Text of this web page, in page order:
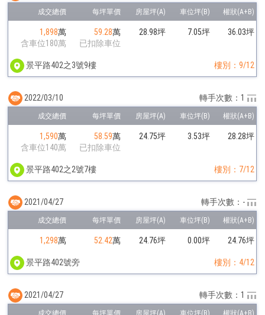
1,898萬
含車位180萬
59.28萬
已扣除車位
28.98坪 7.05坪 36.03坪
景平路402之3號9樓 樓別：9/12
1,590萬
含車位140萬
58.59萬
已扣除車位
24.75坪 3.53坪 28.28坪
景平路402之2號7樓 樓別：7/12
2022/03/10 轉手次數：1
1,298萬 52.42萬 24.76坪 0.00坪 24.76坪
景平路402號旁 樓別：4/12
2021/04/27 轉手次數：-
2021/04/27 轉手次數：1